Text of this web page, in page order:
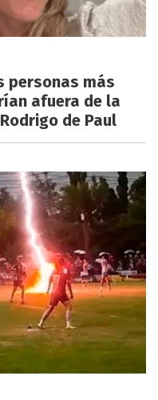
personas más
afuera de la
de Paul